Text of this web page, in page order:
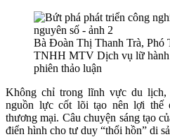
Bà Đoàn Thị Thanh Trà, Phó
TNHH MTV Dịch vụ lữ hành
phiên thảo luận
Không chỉ trong lĩnh vực du lịch,
nguồn lực cốt lõi tạo nên lợi thế
thương mại. Câu chuyện sáng tạo
điển hình cho tư duy “thổi hồn” di